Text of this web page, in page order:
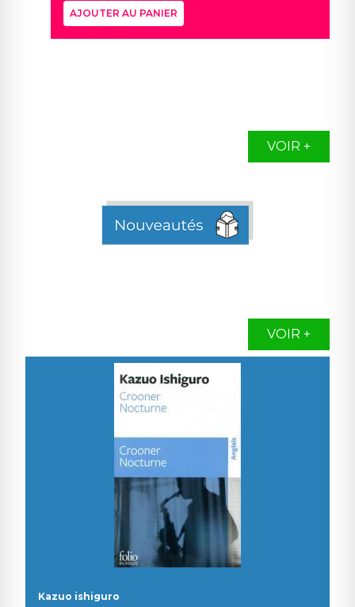
AJOUTER AU PANIER
VOIR +
VOIR +
Kazuo ishiguro